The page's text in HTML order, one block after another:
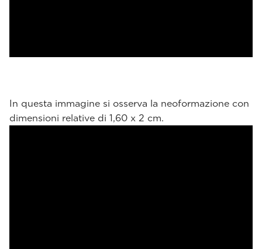
In questa immagine si osserva la neoformazione con
dimensioni relative di 1,60 x 2 cm.